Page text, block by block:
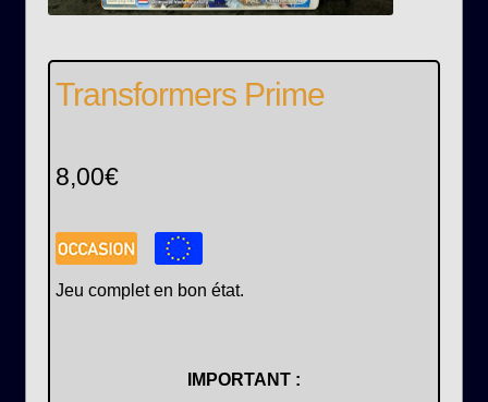
Transformers Prime
8,00€
Jeu complet en bon état.
IMPORTANT :